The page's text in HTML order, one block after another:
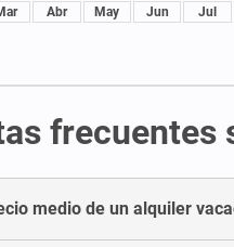
Abr May Jun Jul
frecuentes
medio de un alquiler